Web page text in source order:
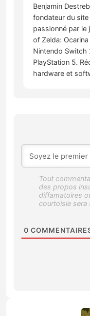
Benjamin
fondateur du
passionné par le
of Zelda:
Nintendo Switch
PlayStation 5.
hardware et
0